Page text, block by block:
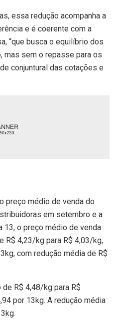
essa redução acompanha a
e é coerente com a
“que busca o equilíbrio dos
mas sem o repasse para os
conjuntural das cotações e
preço médio de venda do
em setembro e a
13, o preço médio de venda
R$ 4,23/kg para R$ 4,03/kg,
com redução média de R$
de R$ 4,48/kg para R$
por 13kg. A redução média